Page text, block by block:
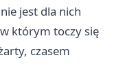
jest dla nich
którym toczy się
czasem